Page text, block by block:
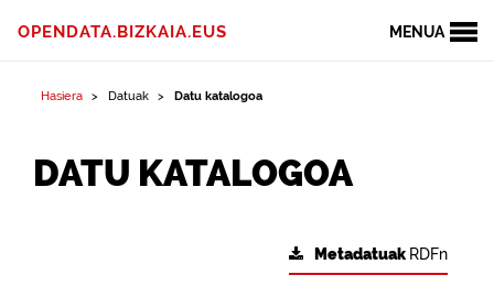
MENUA
OPENDATA.BIZKAIA.EUS
Hasiera Datuak Datu katalogoa
DATU KATALOGOA
Metadatuak RDFn